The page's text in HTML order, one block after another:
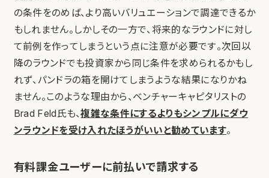
の条件をのめば、より高いバリュエーションで調達できるか
もしれません。しかしその一方で、将来的なラウンドに対し
て前例を作ってしまうという点に注意が必要です。次回以
降のラウンドでも投資家から同じ条件を求められるかもし
れず、パンドラの箱を開けてしまうような結果になりかね
ません。このような理由から、ベンチャーキャピタリストの
Brad Feld氏も、複雑な条件にするよりもシンプルにダウ
ンラウンドを受け入れたほうがいいと勧めています。
有料課金ユーザーに前払いで請求する